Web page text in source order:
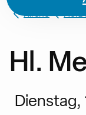
Kirche Herz
Hl.
Dienstag,